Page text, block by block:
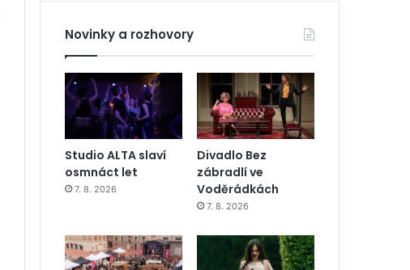
Novinky a rozhovory
Studio ALTA slaví
osmnáct let
7. 8. 2026
Divadlo Bez
zábradlí ve
Voděrádkách
7. 8. 2026